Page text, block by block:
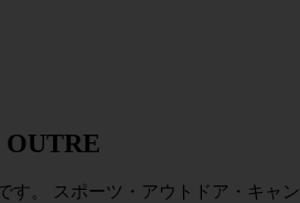
OUTRE
。 スポーツ・アウトドア・キ